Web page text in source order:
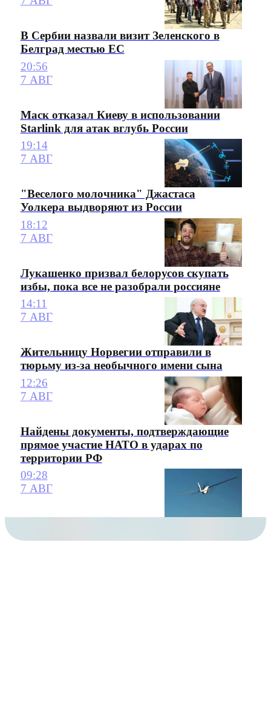
В Сербии назвали визит Зеленского в
Белград местью ЕС
20:56
7 АВГ
Маск отказал Киеву в использовании
Starlink для атак вглубь России
19:14
7 АВГ
"Веселого молочника" Джастаса
Уолкера выдворяют из России
18:12
7 АВГ
Лукашенко призвал белорусов скупать
избы, пока все не разобрали россияне
14:11
7 АВГ
Жительницу Норвегии отправили в
тюрьму из-за необычного имени сына
12:26
7 АВГ
Найдены документы, подтверждающие
прямое участие НАТО в ударах по
территории РФ
09:28
7 АВГ